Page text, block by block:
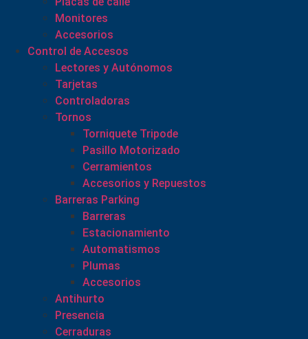
Monitores
Accesorios
Control de Accesos
Lectores y Autónomos
Tarjetas
Controladoras
Tornos
Torniquete Tripode
Pasillo Motorizado
Cerramientos
Accesorios y Repuestos
Barreras Parking
Barreras
Estacionamiento
Automatismos
Plumas
Accesorios
Antihurto
Presencia
Cerraduras